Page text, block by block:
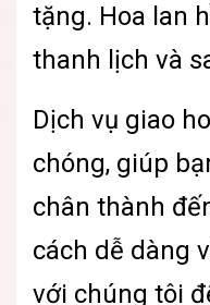
tặng. Hoa lan
thanh lịch và
Dịch vụ giao
chóng, giúp
chân thành
cách dễ dàng
với chúng tôi